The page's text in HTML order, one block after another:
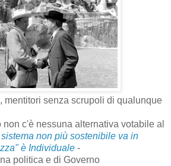
mentitori senza scrupoli di qualunque
c'è nessuna alternativa votabile al
non più sostenibile va in
è Individuale -
politica e di Governo